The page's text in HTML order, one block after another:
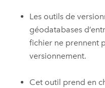
Les outils de
géodatabases
fichier ne prennent
versionnement.
Cet outil prend en